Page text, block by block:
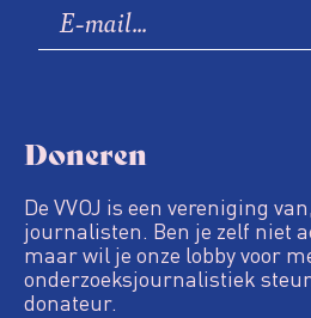
Doneren
De VVOJ is een vereniging
journalisten. Ben je zelf niet
maar wil je onze lobby voor
onderzoeksjournalistiek
donateur.